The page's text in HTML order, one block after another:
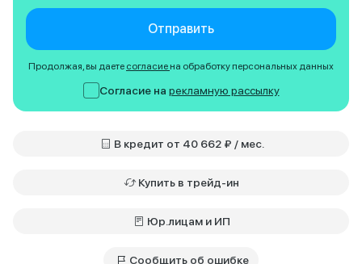
Отправить
Продолжая, вы даете согласие на обработку персональных данных
Согласие на рекламную рассылку
В кредит от 40 662 ₽ / мес.
Купить в трейд-ин
Юр.лицам и ИП
Сообщить об ошибке